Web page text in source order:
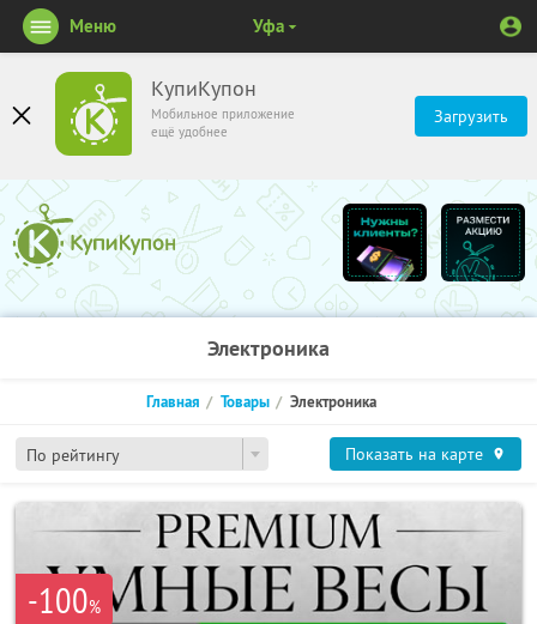
КупиКупон
Мобильное приложение
ещё удобнее
Загрузить
Меню Уфа
Электроника
По рейтингу
Главная Товары Электроника
Показать на карте
-100%